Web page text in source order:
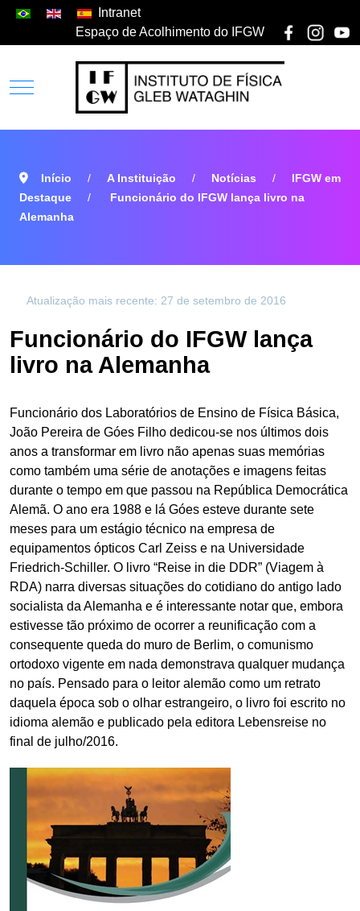
Intranet
Espaço de Acolhimento do IFGW
Início A Instituição Notícias
IFGW em
Destaque
Funcionário do IFGW lança livro na
Alemanha
Atualização mais recente: 27 de setembro de 2016
Funcionário do IFGW lança
livro na Alemanha
Funcionário dos Laboratórios de Ensino de Física Básica,
João Pereira de Góes Filho dedicou-se nos últimos dois
anos a transformar em livro não apenas suas memórias
como também uma série de anotações e imagens feitas
durante o tempo em que passou na República Democrática
Alemã. O ano era 1988 e lá Góes esteve durante sete
meses para um estágio técnico na empresa de
equipamentos ópticos Carl Zeiss e na Universidade
Friedrich-Schiller. O livro “Reise in die DDR” (Viagem à
RDA) narra diversas situações do cotidiano do antigo lado
socialista da Alemanha e é interessante notar que, embora
estivesse tão próximo de ocorrer a reunificação com a
consequente queda do muro de Berlim, o comunismo
ortodoxo vigente em nada demonstrava qualquer mudança
no país. Pensado para o leitor alemão como um retrato
daquela época sob o olhar estrangeiro, o livro foi escrito no
idioma alemão e publicado pela editora Lebensreise no
final de julho/2016.